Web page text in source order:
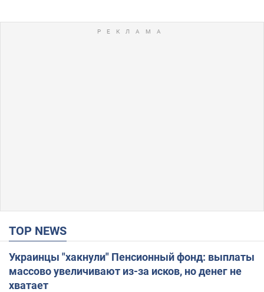
TOP NEWS
Украинцы "хакнули" Пенсионный фонд: выплаты
массово увеличивают из-за исков, но денег не
хватает